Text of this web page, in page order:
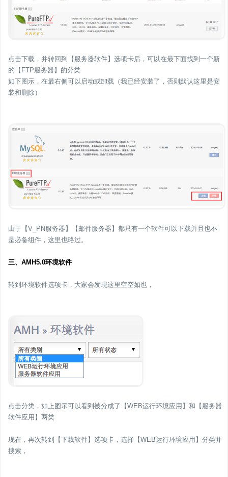
点击下载，并转回到【服务器软件】选项卡后，可以在最下面找到一个新
的【FTP服务器】的分类
如下图示，在最右侧可以启动或卸载（我已经安装了，否则默认这里是安
装和删除）
由于【V_PN服务器】【邮件服务器】都只有一个软件可以下载并且也不
是必备组件，这里也略过。
三、AMH5.0环境软件
转到环境软件选项卡，大家会发现这里空空如也，
点击分类，如上图示可以看到被分成了【WEB运行环境应用】和【服务器
软件应用】两类
现在，再次转到【下载软件】选项卡，选择【WEB运行环境应用】分类并
搜索，